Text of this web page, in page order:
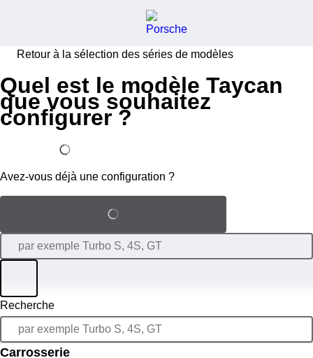
Retour à la sélection des séries de modèles
Quel est le modèle Taycan
que vous souhaitez
configurer ?
J'ai déjà une configuration
Avez-vous déjà une configuration ?
Charger la configuration sauvegardée
Carrosserie